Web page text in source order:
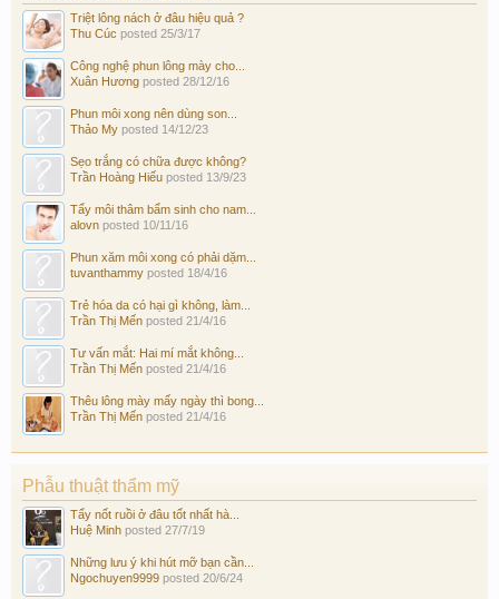
Triệt lông nách ở đâu hiệu quả ?
Thu Cúc posted 25/3/17
Công nghệ phun lông mày cho...
Xuân Hương posted 28/12/16
Phun môi xong nên dùng son...
Thảo My posted 14/12/23
Sẹo trắng có chữa được không?
Trần Hoàng Hiếu posted 13/9/23
Tẩy môi thâm bẩm sinh cho nam...
alovn posted 10/11/16
Phun xăm môi xong có phải dặm...
tuvanthammy posted 18/4/16
Trẻ hóa da có hại gì không, làm...
Trần Thị Mến posted 21/4/16
Tư vấn mắt: Hai mí mắt không...
Trần Thị Mến posted 21/4/16
Thêu lông mày mấy ngày thì bong...
Trần Thị Mến posted 21/4/16
Phẫu thuật thẩm mỹ
Tẩy nốt ruồi ở đâu tốt nhất hà...
Huệ Minh posted 27/7/19
Những lưu ý khi hút mỡ bạn cần...
Ngochuyen9999 posted 20/6/24